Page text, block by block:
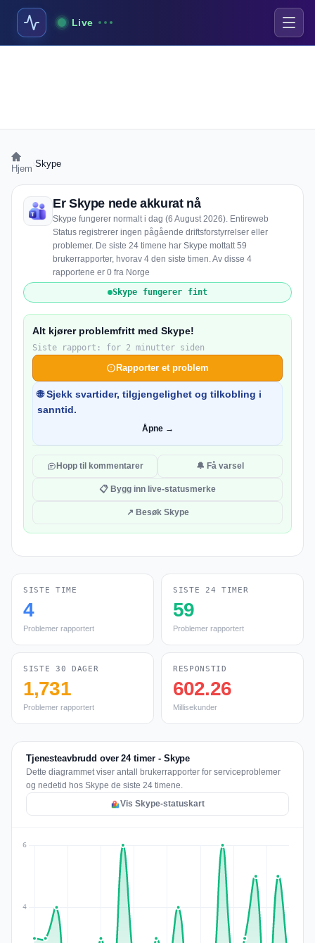
Live
Hjem Skype
Er Skype nede akkurat nå
Skype fungerer normalt i dag (6 August 2026). Entireweb
Status registrerer ingen pågående driftsforstyrrelser eller
problemer. De siste 24 timene har Skype mottatt 59
brukerrapporter, hvorav 4 den siste timen. Av disse 4
rapportene er 0 fra Norge
Skype fungerer fint
Alt kjører problemfritt med Skype!
Siste rapport: for 2 minutter siden
Rapporter et problem
🌐 Sjekk svartider, tilgjengelighet og tilkobling i
sanntid.
Åpne →
Hopp til kommentarer 🔔 Få varsel
📋 Bygg inn live-statusmerke
↗ Besøk Skype
SISTE TIME
4
Problemer rapportert
SISTE 24 TIMER
59
Problemer rapportert
SISTE 30 DAGER
1,731
Problemer rapportert
RESPONSTID
602.26
Millisekunder
Tjenesteavbrudd over 24 timer - Skype
Dette diagrammet viser antall brukerrapporter for serviceproblemer
og nedetid hos Skype de siste 24 timene.
Vis Skype-statuskart